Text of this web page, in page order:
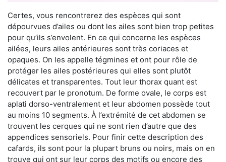
Certes, vous rencontrerez des espèces qui sont
dépourvues d’ailes ou dont les ailes sont bien trop petites
pour qu’ils s’envolent. En ce qui concerne les espèces
ailées, leurs ailes antérieures sont très coriaces et
opaques. On les appelle tégmines et ont pour rôle de
protéger les ailes postérieures qui elles sont plutôt
délicates et transparentes. Tout leur thorax quant est
recouvert par le pronotum. De forme ovale, le corps est
aplati dorso-ventralement et leur abdomen possède tout
au moins 10 segments. À l’extrémité de cet abdomen se
trouvent les cerques qui ne sont rien d’autre que des
appendices sensoriels. Pour finir cette description des
cafards, ils sont pour la plupart bruns ou noirs, mais on en
trouve qui ont sur leur corps des motifs ou encore des